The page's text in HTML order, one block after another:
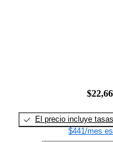
El precio incluye tasas
$441/mes